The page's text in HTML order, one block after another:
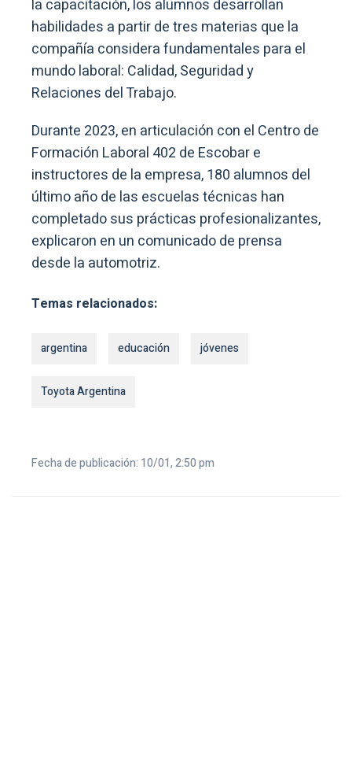
la capacitación, los alumnos desarrollan
habilidades a partir de tres materias que la
compañía considera fundamentales para el
mundo laboral: Calidad, Seguridad y
Relaciones del Trabajo.
Durante 2023, en articulación con el Centro de
Formación Laboral 402 de Escobar e
instructores de la empresa, 180 alumnos del
último año de las escuelas técnicas han
completado sus prácticas profesionalizantes,
explicaron en un comunicado de prensa
desde la automotriz.
Temas relacionados:
argentina educación jóvenes
Toyota Argentina
Fecha de publicación: 10/01, 2:50 pm